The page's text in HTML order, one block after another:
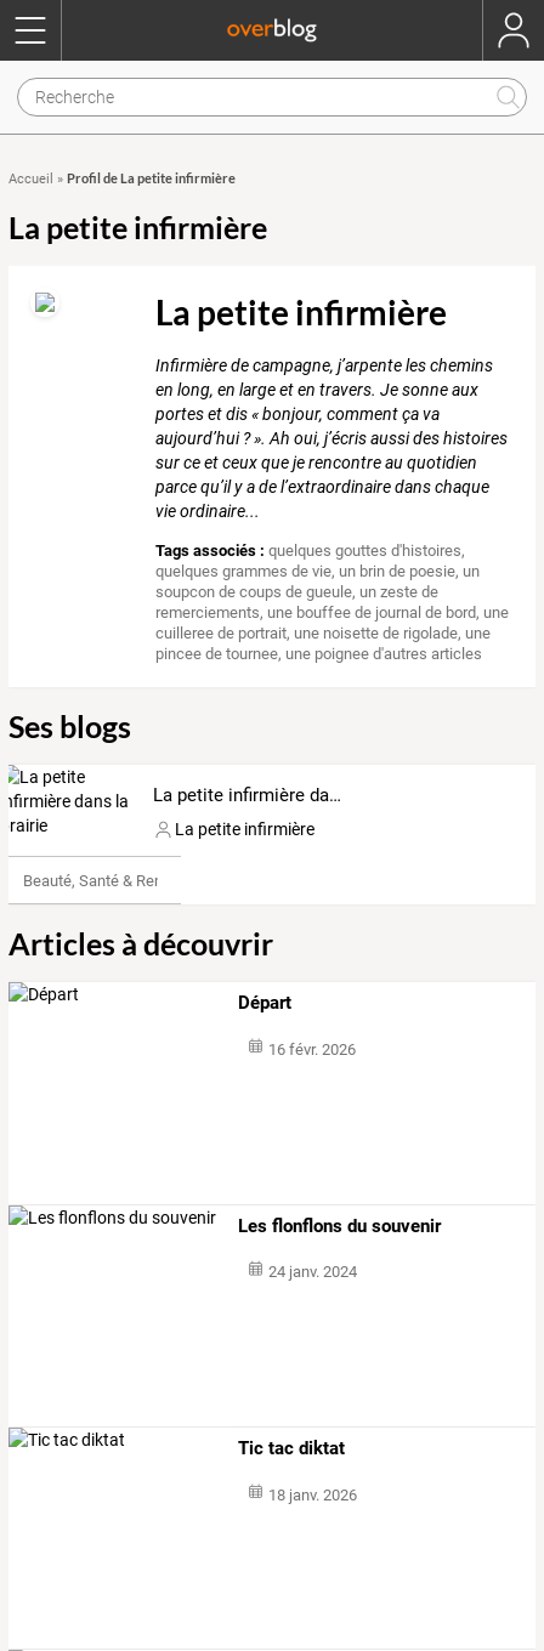
Accueil » Profil de La petite infirmière
La petite infirmière
La petite infirmière
Infirmière de campagne, j’arpente les chemins
en long, en large et en travers. Je sonne aux
portes et dis « bonjour, comment ça va
aujourd’hui ? ». Ah oui, j’écris aussi des histoires
sur ce et ceux que je rencontre au quotidien
parce qu’il y a de l’extraordinaire dans chaque
vie ordinaire...
Tags associés : quelques gouttes d'histoires,
quelques grammes de vie, un brin de poesie, un
soupcon de coups de gueule, un zeste de
remerciements, une bouffee de journal de bord, une
cuilleree de portrait, une noisette de rigolade, une
pincee de tournee, une poignee d'autres articles
Ses blogs
La petite infirmière dans la prairie
La petite infirmière
Beauté, Santé & Remise en forme
Articles à découvrir
Départ
16 févr. 2026
Les flonflons du souvenir
24 janv. 2024
Tic tac diktat
18 janv. 2026